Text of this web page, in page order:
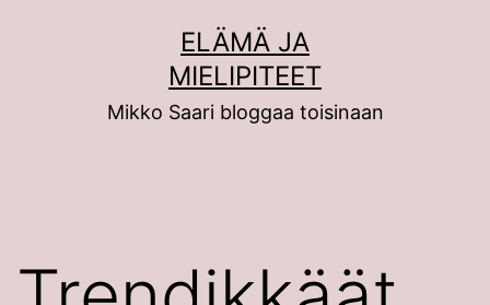
ELÄMÄ JA
MIELIPITEET
Mikko Saari bloggaa toisinaan